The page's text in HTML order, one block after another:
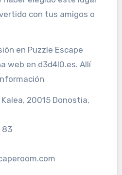
con tus amigos o
en Puzzle Escape
web en d3d4l0.es. Allí
20015 Donostia,
83